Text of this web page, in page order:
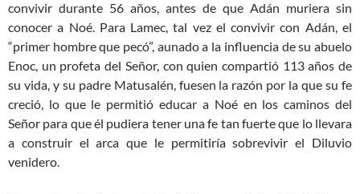
convivir durante 56 años, antes de que Adán muriera sin
conocer a Noé. Para Lamec, tal vez el convivir con Adán, el
“primer hombre que pecó”, aunado a la influencia de su abuelo
Enoc, un profeta del Señor, con quien compartió 113 años de
su vida, y su padre Matusalén, fuesen la razón por la que su fe
creció, lo que le permitió educar a Noé en los caminos del
Señor para que él pudiera tener una fe tan fuerte que lo llevara
a construir el arca que le permitiría sobrevivir el Diluvio
venidero.